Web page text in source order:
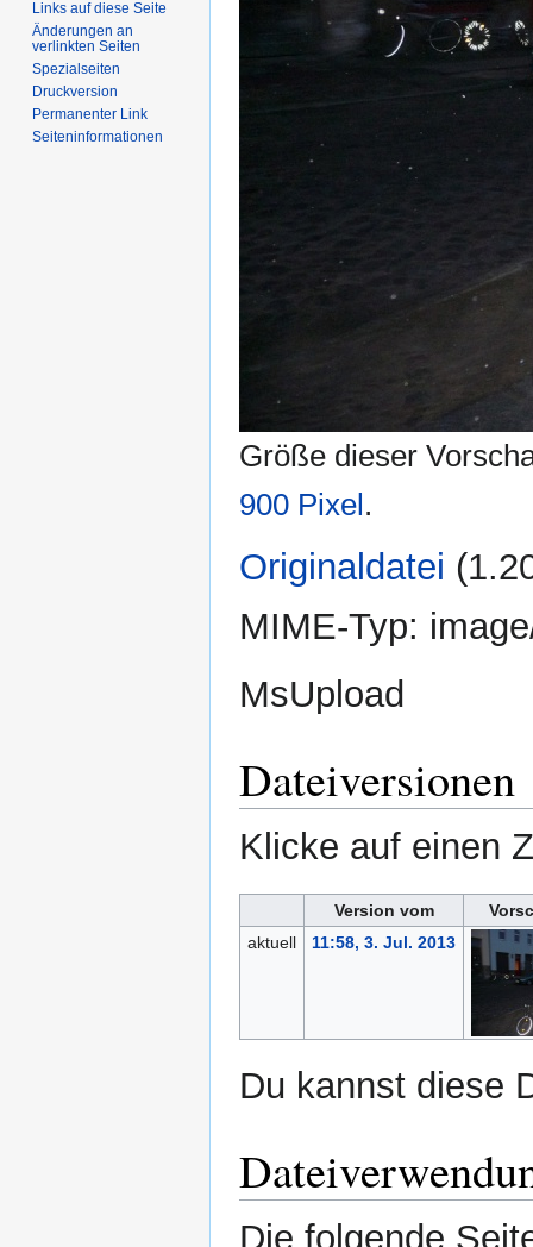
Größe dieser
900 Pixel.
Originaldatei
MIME-Typ:
MsUpload
Dateiversionen
Klicke auf einen
Version vom
aktuell
11:58, 3. Jul. 2013
Du kannst diese
Die folgende
Links auf diese Seite
Änderungen an
verlinkten Seiten
Spezialseiten
Druckversion
Permanenter Link
Seiten­informationen